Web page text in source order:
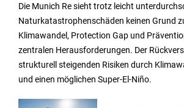
Die Munich Re sieht trotz leicht
Naturkatastrophenschäden keinen Grund
Klimawandel, Protection Gap und
zentralen Herausforderungen. Der
strukturell steigenden Risiken durch
und einen möglichen Super-El-Niño.